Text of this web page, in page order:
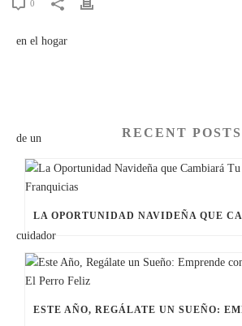
0
RECENT POSTS